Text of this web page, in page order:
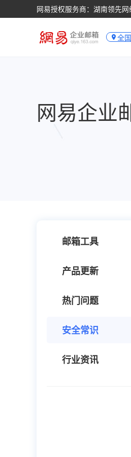
网易授权服务商：湖南领先
全国
网易企业
邮箱工具
产品更新
热门问题
安全常识
行业资讯